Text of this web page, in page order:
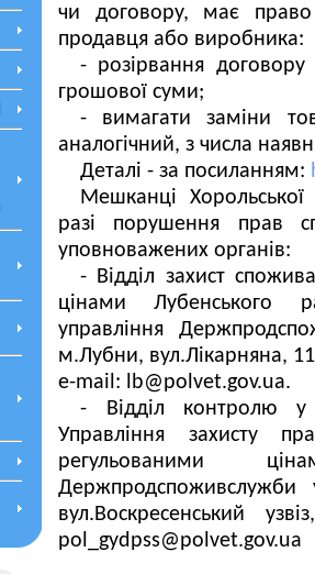
чи договору, має
продавця або виробника:
- розірвання
грошової суми;
- вимагати заміни
аналогічний, з числа
Деталі - за посиланням:
Мешканці Хорольської
разі порушення прав
уповноважених органів:
- Відділ захист
цінами Лубенського
управління
м.Лубни, вул.Лікарняна,
e-mail: lb@polvet.gov.ua.
- Відділ контролю у
Управління захисту
регульованими
Держпродспоживслужби
вул.Воскресенський
pol_gydpss@polvet.gov.ua